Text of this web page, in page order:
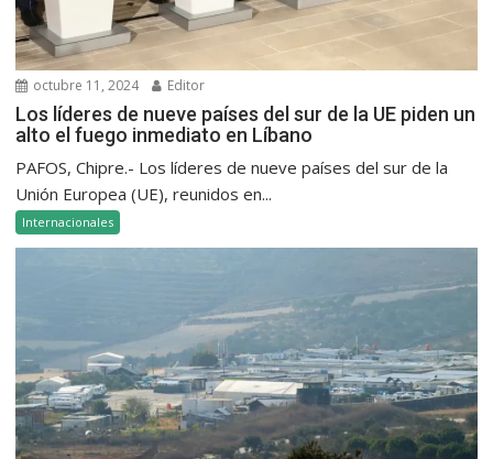
octubre 11, 2024 Editor
Los líderes de nueve países del sur de la UE piden un
alto el fuego inmediato en Líbano
PAFOS, Chipre.- Los líderes de nueve países del sur de la
Unión Europea (UE), reunidos en...
Internacionales